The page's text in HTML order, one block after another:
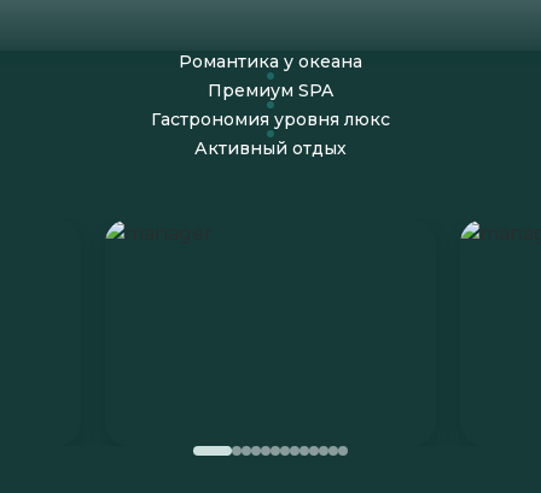
Романтика у океана
Премиум SPA
Гастрономия уровня люкс
Активный отдых